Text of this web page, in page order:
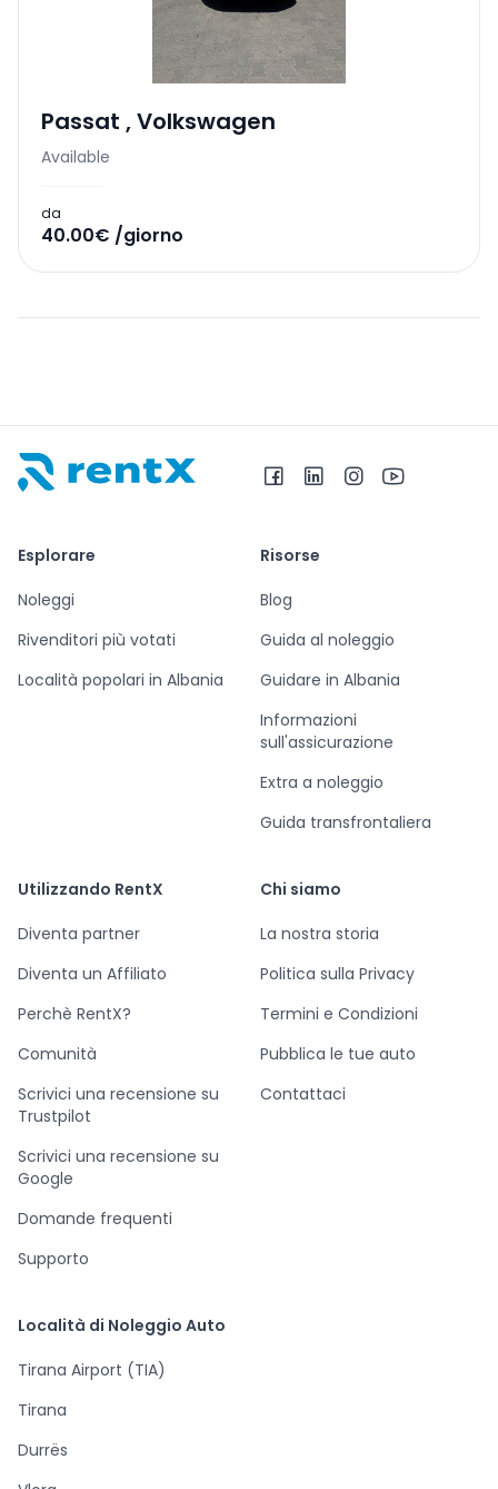
Passat ,Volkswagen
Available
da
40.00€ /giorno
Esplorare
Noleggi
Rivenditori più votati
Località popolari in Albania
Risorse
Blog
Guida al noleggio
Guidare in Albania
Informazioni
sull'assicurazione
Extra a noleggio
Guida transfrontaliera
Utilizzando RentX
Diventa partner
Diventa un Affiliato
Perchè RentX?
Comunità
Scrivici una recensione su
Trustpilot
Scrivici una recensione su
Google
Domande frequenti
Supporto
Chi siamo
La nostra storia
Politica sulla Privacy
Termini e Condizioni
Pubblica le tue auto
Contattaci
Località di Noleggio Auto
Tirana Airport (TIA)
Tirana
Durrës